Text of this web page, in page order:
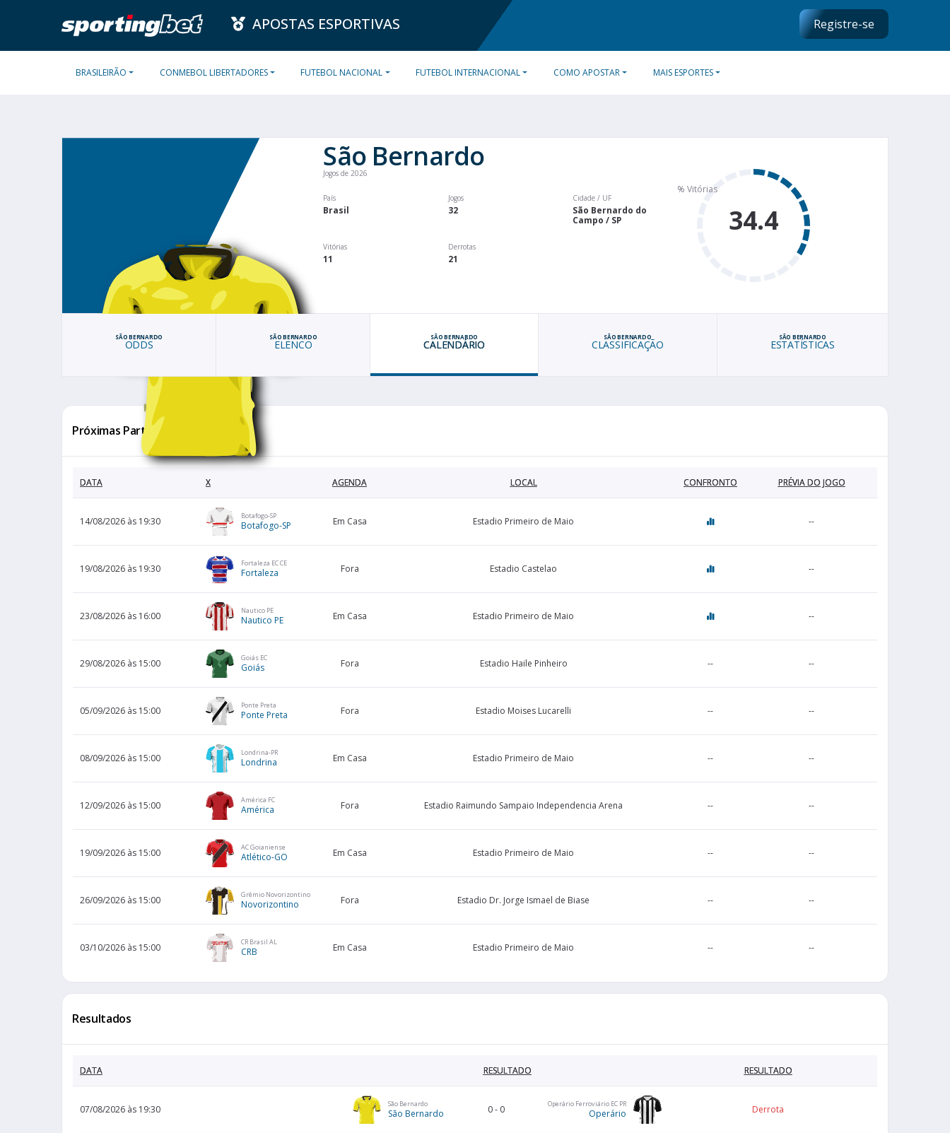
APOSTAS ESPORTIVAS Registre-se
BRASILEIRÃO CONMEBOL LIBERTADORES FUTEBOL NACIONAL FUTEBOL INTERNACIONAL COMO APOSTAR MAIS ESPORTES
São Bernardo
Jogos de 2026
País
Brasil
Jogos
32
Cidade / UF
São Bernardo do
Campo / SP
Vitórias
11
Derrotas
21
34.4
SÃO BERNARDO
ODDS
SÃO BERNARDO
ELENCO
SÃO BERNARDO
CALENDÁRIO
SÃO BERNARDO
CLASSIFICAÇÃO
SÃO BERNARDO
ESTATÍSTICAS
Próximas Partidas
DATA X AGENDA LOCAL CONFRONTO PRÉVIA DO JOGO
14/08/2026 às 19:30 Botafogo-SP
Botafogo-SP Em Casa Estadio Primeiro de Maio --
19/08/2026 às 19:30 Fortaleza EC CE
Fortaleza Fora Estadio Castelao --
23/08/2026 às 16:00 Nautico PE
Nautico PE Em Casa Estadio Primeiro de Maio --
29/08/2026 às 15:00 Goiás EC
Goiás Fora Estadio Haile Pinheiro -- --
05/09/2026 às 15:00 Ponte Preta
Ponte Preta Fora Estadio Moises Lucarelli -- --
08/09/2026 às 15:00 Londrina-PR
Londrina Em Casa Estadio Primeiro de Maio -- --
12/09/2026 às 15:00 América FC
América Fora Estadio Raimundo Sampaio Independencia Arena -- --
19/09/2026 às 15:00 AC Goianiense
Atlético-GO Em Casa Estadio Primeiro de Maio -- --
26/09/2026 às 15:00 Grêmio Novorizontino
Novorizontino Fora Estadio Dr. Jorge Ismael de Biase -- --
03/10/2026 às 15:00 CR Brasil AL
CRB Em Casa Estadio Primeiro de Maio -- --
Resultados
DATA RESULTADO RESULTADO
07/08/2026 às 19:30 São Bernardo
São Bernardo 0- 0 Operário Ferroviário EC PR
Operário Derrota